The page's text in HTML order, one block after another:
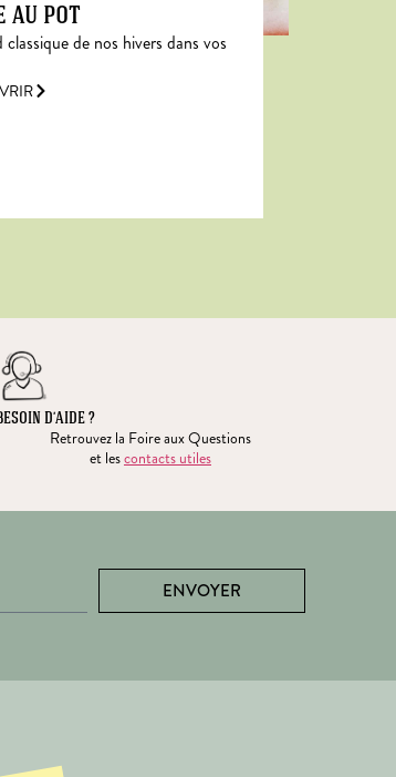
au pot
classique de nos hivers dans vos
D’AIDE ?
Retrouvez la Foire aux Questions
et lescontacts utiles
ENVOYER